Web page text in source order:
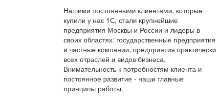
Нашими постоянными клиентами, которые
купили у нас 1С, стали крупнейшие
предприятия Москвы и России и лидеры в
своих областях: государственные предприятия
и частные компании, предприятия практически
всех отраслей и видов бизнеса.
Внимательность к потребностям клиента и
постоянное развитие - наши главные
принципы работы.